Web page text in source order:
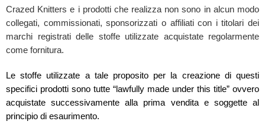
Crazed Knitters e i prodotti che realizza non sono in alcun modo
collegati, commissionati, sponsorizzati o affiliati con i titolari dei
marchi registrati delle stoffe utilizzate acquistate regolarmente
come fornitura.
Le stoffe utilizzate a tale proposito per la creazione di questi
specifici prodotti sono tutte “lawfully made under this title” ovvero
acquistate successivamente alla prima vendita e soggette al
principio di esaurimento.